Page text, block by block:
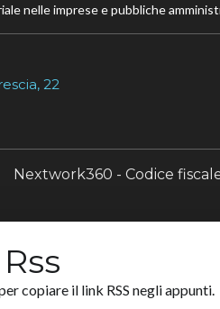
nelle imprese e pubbliche
22
Nextwork360 - Codice
copiare il link RSS negli appunti.